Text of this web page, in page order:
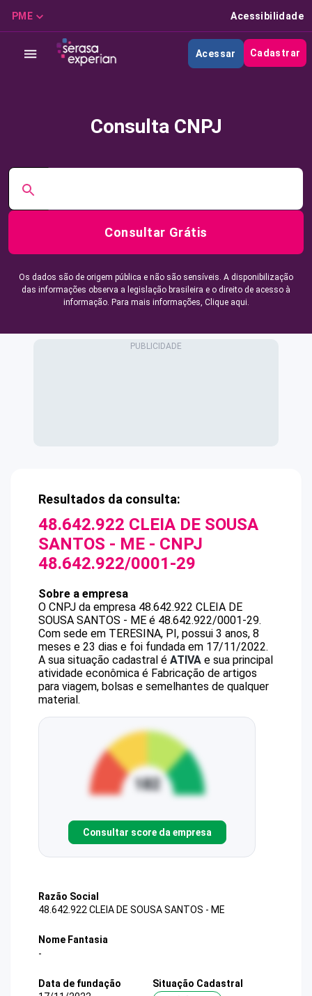
PME Acessibilidade
Acessar Cadastrar
Consulta CNPJ
Consultar Grátis
Os dados são de origem pública e não são sensíveis. A disponibilização
das informações observa a legislação brasileira e o direito de acesso à
informação. Para mais informações, Clique aqui.
Resultados da consulta:
48.642.922 CLEIA DE SOUSA
SANTOS - ME - CNPJ
48.642.922/0001-29
Sobre a empresa
O CNPJ da empresa 48.642.922 CLEIA DE
SOUSA SANTOS - ME é 48.642.922/0001-29.
Com sede em TERESINA, PI, possui 3 anos, 8
meses e 23 dias e foi fundada em 17/11/2022.
A sua situação cadastral é ATIVA e sua principal
atividade econômica é Fabricação de artigos
para viagem, bolsas e semelhantes de qualquer
material.
Consultar score da empresa
Razão Social
48.642.922 CLEIA DE SOUSA SANTOS - ME
Nome Fantasia
-
Data de fundação
Situação Cadastral